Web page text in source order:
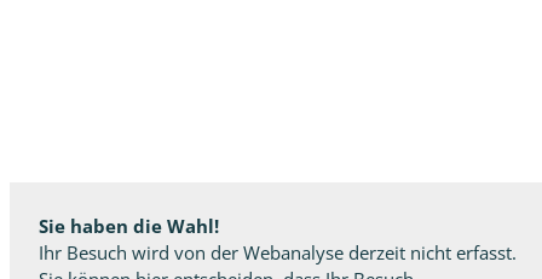
Sie haben die Wahl!
Ihr Besuch wird von der Webanalyse derzeit nicht erfasst.